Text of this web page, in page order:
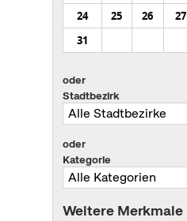
24
25 26 27
31
oder
Stadtbezirk
oder
Kategorie
Weitere Merkmale